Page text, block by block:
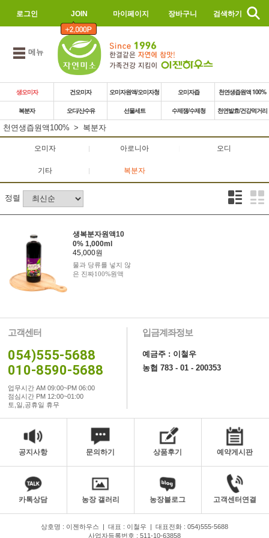
로그인 JOIN 마이페이지 장바구니 검색하기
메뉴
생오미자 건오미자 오미자원액/오미자청 오미자즙 천연생즙원액 100%
복분자 오디/산수유 선물세트 수제잼/수제청
천연발효/건강먹거리
천연생즙원액100%
복분자
오미자 아로니아 오디
기타 복분자
정렬
생복분자원액10
0% 1,000ml
45,000원
물과 당류를 넣지 않
은 진짜100%원액
고객센터
054)555-5688
010-8590-5688
업무시간 AM 09:00~PM 06:00
점심시간 PM 12:00~01:00
토,일,공휴일 휴무
입금계좌정보
예금주 : 이철우
농협 783 - 01 - 200353
공지사항 문의하기 상품후기 예약게시판
카톡상담 농장 갤러리 농장블로그 고객센터연결
상호명 : 이젠하우스 대표 : 이철우
대표전화 : 054)555-5688
사업자등록번호 : 511-10-63858